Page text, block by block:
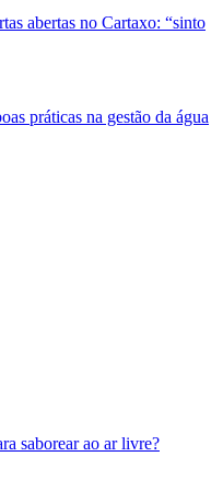
abertas no Cartaxo: “sinto
práticas na gestão da água
saborear ao ar livre?